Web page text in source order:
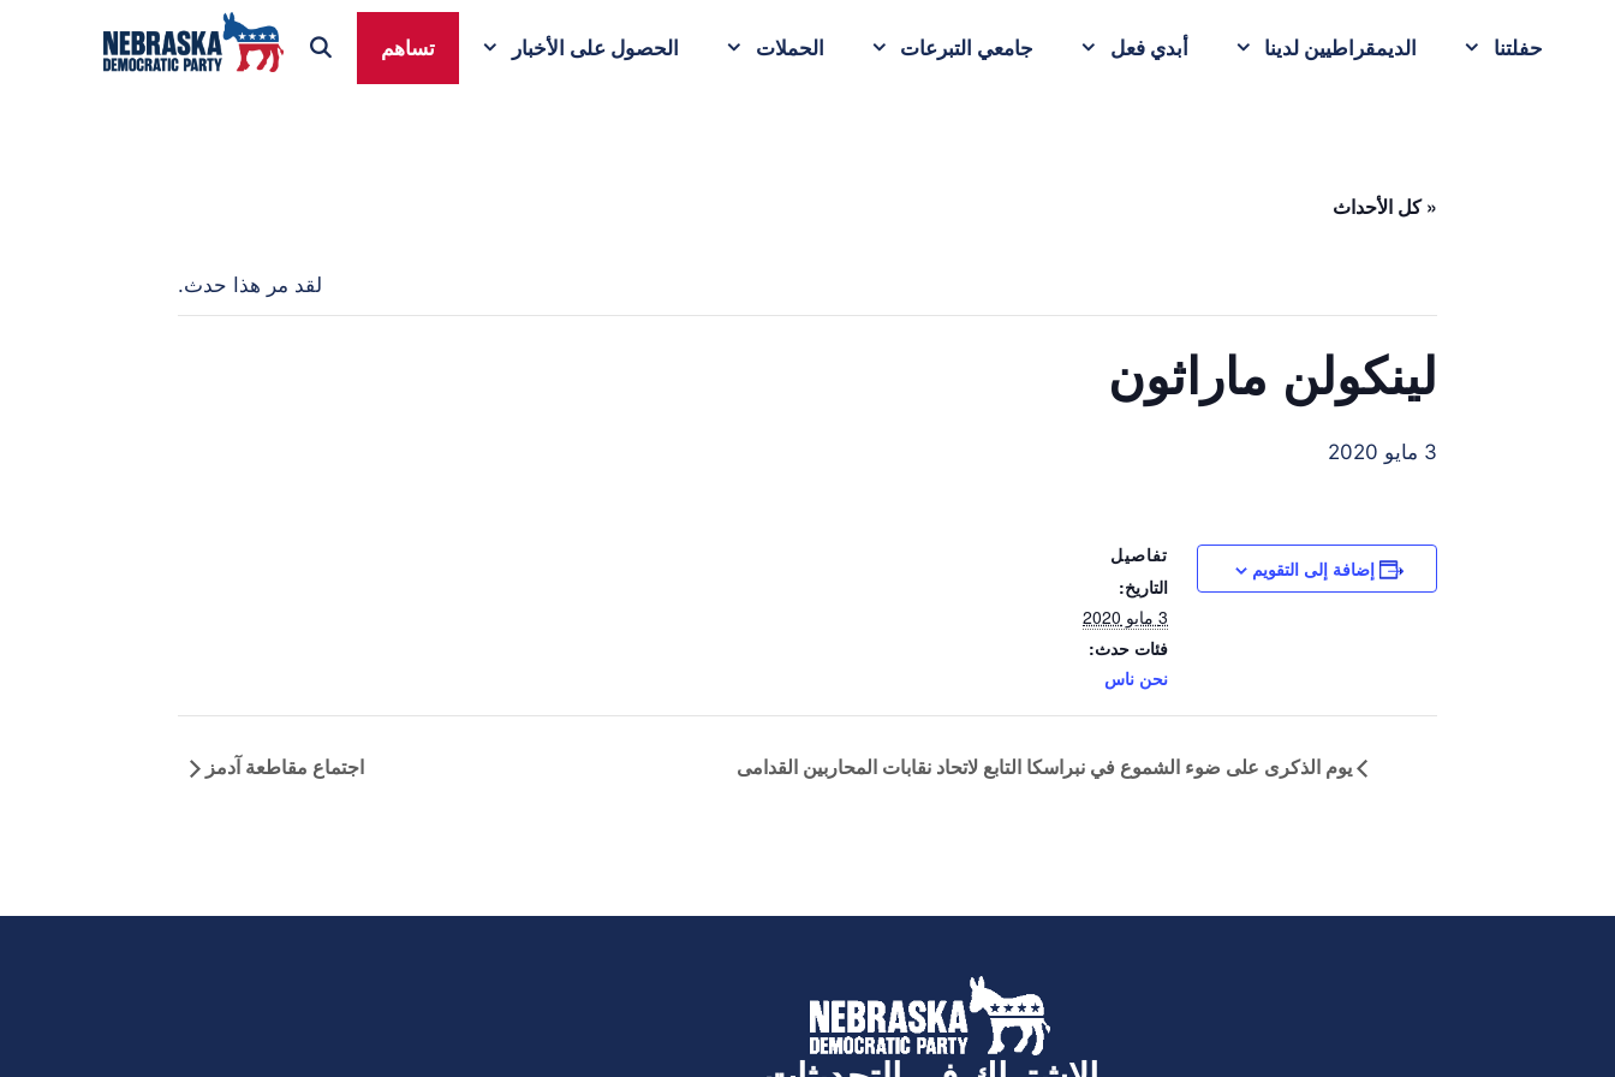
حفلتنا الديمقراطيين لدينا أبدي فعل جامعي التبرعات الحملات الحصول على الأخبار تساهم
« كل الأحداث
لقد مر هذا حدث.
لينكولن ماراثون
3 مايو 2020
إضافة إلى التقويم
تفاصيل
التاريخ:
3 مايو 2020
فئات حدث:
نحن ناس
يوم الذكرى على ضوء الشموع في نبراسكا التابع لاتحاد نقابات المحاربين القدامى اجتماع مقاطعة آدمز